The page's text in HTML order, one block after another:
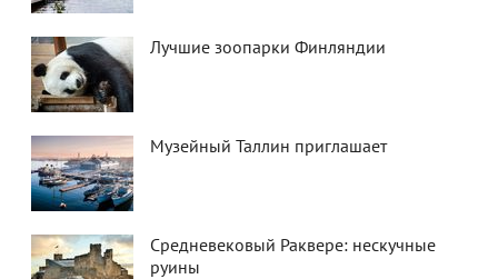
Лучшие зоопарки Финляндии
Музейный Таллин приглашает
Средневековый Раквере: нескучные
руины